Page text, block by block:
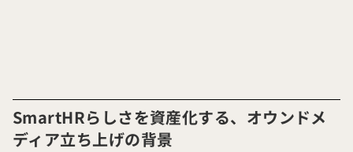
SmartHRらしさを資産化する、オウンドメ
ディア立ち上げの背景